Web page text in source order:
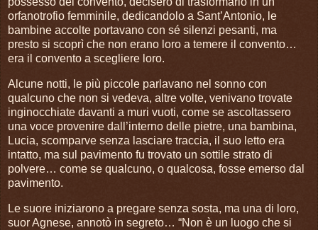
orfanotrofio femminile, dedicandolo a Sant’Antonio, le
bambine accolte portavano con sé silenzi pesanti, ma
presto si scoprì che non erano loro a temere il convento…
era il convento a scegliere loro.
Alcune notti, le più piccole parlavano nel sonno con
qualcuno che non si vedeva, altre volte, venivano trovate
inginocchiate davanti a muri vuoti, come se ascoltassero
una voce provenire dall’interno delle pietre, una bambina,
Lucia, scomparve senza lasciare traccia, il suo letto era
intatto, ma sul pavimento fu trovato un sottile strato di
polvere… come se qualcuno, o qualcosa, fosse emerso dal
pavimento.
Le suore iniziarono a pregare senza sosta, ma una di loro,
suor Agnese, annotò in segreto… “Non è un luogo che si